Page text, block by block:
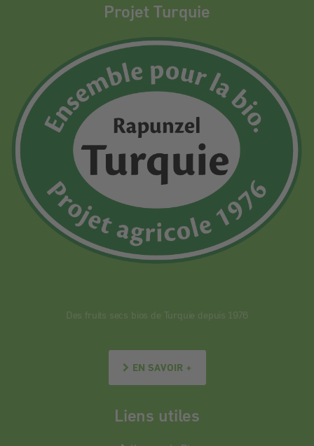
Projet Turquie
Des fruits secs bios de Turquie depuis 1976
EN SAVOIR +
Liens utiles